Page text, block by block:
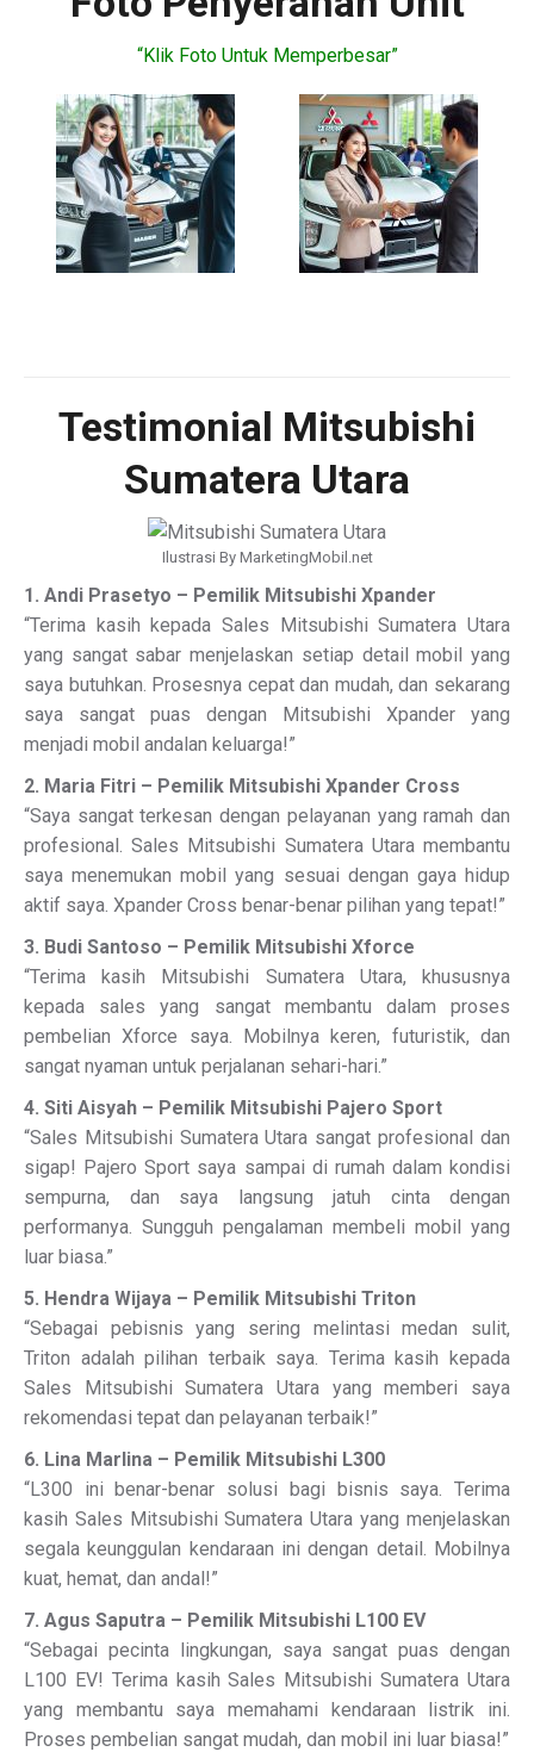
“Klik Foto Untuk Memperbesar”
Testimonial Mitsubishi
Sumatera Utara
Ilustrasi By MarketingMobil.net
1. Andi Prasetyo – Pemilik Mitsubishi Xpander
“Terima kasih kepada Sales Mitsubishi Sumatera Utara
yang sangat sabar menjelaskan setiap detail mobil yang
saya butuhkan. Prosesnya cepat dan mudah, dan sekarang
saya sangat puas dengan Mitsubishi Xpander yang
menjadi mobil andalan keluarga!”
2. Maria Fitri – Pemilik Mitsubishi Xpander Cross
“Saya sangat terkesan dengan pelayanan yang ramah dan
profesional. Sales Mitsubishi Sumatera Utara membantu
saya menemukan mobil yang sesuai dengan gaya hidup
aktif saya. Xpander Cross benar-benar pilihan yang tepat!”
3. Budi Santoso – Pemilik Mitsubishi Xforce
“Terima kasih Mitsubishi Sumatera Utara, khususnya
kepada sales yang sangat membantu dalam proses
pembelian Xforce saya. Mobilnya keren, futuristik, dan
sangat nyaman untuk perjalanan sehari-hari.”
4. Siti Aisyah – Pemilik Mitsubishi Pajero Sport
“Sales Mitsubishi Sumatera Utara sangat profesional dan
sigap! Pajero Sport saya sampai di rumah dalam kondisi
sempurna, dan saya langsung jatuh cinta dengan
performanya. Sungguh pengalaman membeli mobil yang
luar biasa.”
5. Hendra Wijaya – Pemilik Mitsubishi Triton
“Sebagai pebisnis yang sering melintasi medan sulit,
Triton adalah pilihan terbaik saya. Terima kasih kepada
Sales Mitsubishi Sumatera Utara yang memberi saya
rekomendasi tepat dan pelayanan terbaik!”
6. Lina Marlina – Pemilik Mitsubishi L300
“L300 ini benar-benar solusi bagi bisnis saya. Terima
kasih Sales Mitsubishi Sumatera Utara yang menjelaskan
segala keunggulan kendaraan ini dengan detail. Mobilnya
kuat, hemat, dan andal!”
7. Agus Saputra – Pemilik Mitsubishi L100 EV
“Sebagai pecinta lingkungan, saya sangat puas dengan
L100 EV! Terima kasih Sales Mitsubishi Sumatera Utara
yang membantu saya memahami kendaraan listrik ini.
Proses pembelian sangat mudah, dan mobil ini luar biasa!”